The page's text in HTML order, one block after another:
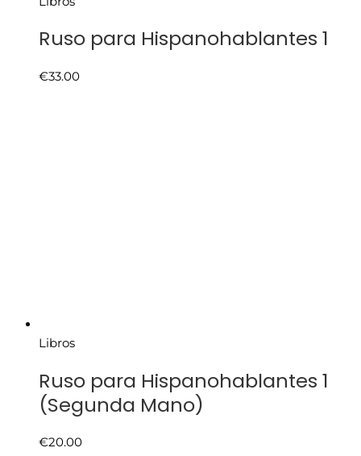
Ruso para Hispanohablantes 1
€33.00
Libros
Ruso para Hispanohablantes 1
(Segunda Mano)
€20.00